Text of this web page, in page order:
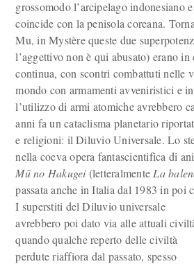
grossomodo l’arcipelago indonesiano
coincide con la penisola coreana.
Mu, in Mystère queste due
l’aggettivo non è qui abusato) erano
continua, con scontri combattuti nelle
mondo con armamenti avveniristici e in
l’utilizzo di armi atomiche avrebbero
anni fa un cataclisma planetario
e religioni: il Diluvio Universale. Lo
nella coeva opera fantascientifica di
Mū no Hakugei(letteralmente La
passata anche in Italia dal 1983 in poi
I superstiti del Diluvio universale
avrebbero poi dato via alle attuali
quando qualche reperto delle civiltà
perdute riaffiora dal passato, spesso